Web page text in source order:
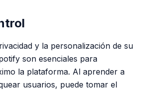
y la personalización de su
son esenciales para
la plataforma. Al aprender a
usuarios, puede tomar el